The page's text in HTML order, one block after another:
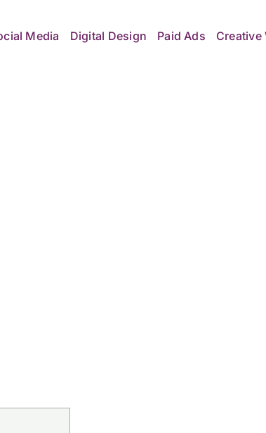
Media Digital Design Paid Ads Creative